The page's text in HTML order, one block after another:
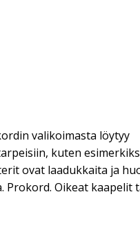
valikoimasta löytyy
kuten
ovat laadukkaita ja
Prokord. Oikeat kaapelit